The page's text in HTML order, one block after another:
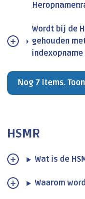
Wordt bij de
gehouden
indexopname
Nog 7 items.
HSMR
Wat is de
Waarom